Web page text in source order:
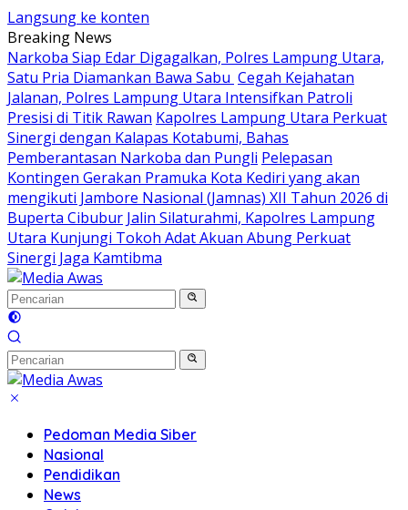
Langsung ke konten
Breaking News
Narkoba Siap Edar Digagalkan, Polres Lampung Utara,
Satu Pria Diamankan Bawa Sabu Cegah Kejahatan
Jalanan, Polres Lampung Utara Intensifkan Patroli
Presisi di Titik Rawan Kapolres Lampung Utara Perkuat
Sinergi dengan Kalapas Kotabumi, Bahas
Pemberantasan Narkoba dan Pungli Pelepasan
Kontingen Gerakan Pramuka Kota Kediri yang akan
mengikuti Jambore Nasional (Jamnas) XII Tahun 2026 di
Buperta Cibubur Jalin Silaturahmi, Kapolres Lampung
Utara Kunjungi Tokoh Adat Akuan Abung Perkuat
Sinergi Jaga Kamtibma
Pedoman Media Siber
Nasional
Pendidikan
News